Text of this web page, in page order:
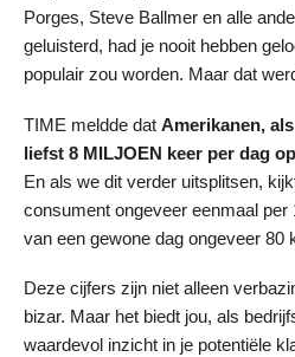
Porges, Steve Ballmer en alle
geluisterd, had je nooit hebben
populair zou worden. Maar dat
TIME meldde dat Amerikanen,
liefst 8 MILJOEN keer per dag
En als we dit verder uitsplitsen,
consument ongeveer eenmaal per
van een gewone dag ongeveer 80
Deze cijfers zijn niet alleen
bizar. Maar het biedt jou, als
waardevol inzicht in je potentiële